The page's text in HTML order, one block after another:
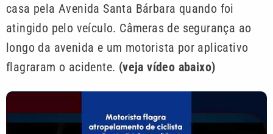
casa pela Avenida Santa Bárbara quando foi
atingido pelo veículo. Câmeras de segurança ao
longo da avenida e um motorista por aplicativo
flagraram o acidente. (veja vídeo abaixo)